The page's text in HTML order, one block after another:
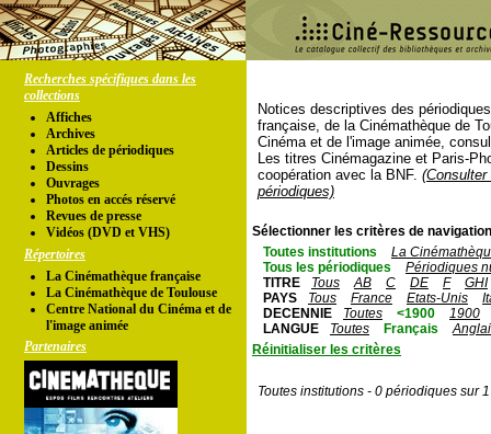
Recherches spécifiques dans les
collections
Affiches
Archives
Articles de périodiques
Dessins
Ouvrages
Photos en accés réservé
Revues de presse
Vidéos (DVD et VHS)
Répertoires
La Cinémathèque française
La Cinémathèque de Toulouse
Centre National du Cinéma et de
l'image animée
Partenaires
Notices descriptives des
française, de la Cinémathèque de
Cinéma et de l'image animée,
Les titres Cinémagazine et Paris-
coopération avec la BNF.
périodiques)
Sélectionner les critères de
Toutes institutions
La
Tous les périodiques
Périodiques
TITRE
Tous AB C DE F
GHI
PAYS
Tous France Etats-Unis
DECENNIE
Toutes <1900
1900
LANGUE
Toutes Français
Réinitialiser les critères
Toutes institutions - 0 périodiques sur